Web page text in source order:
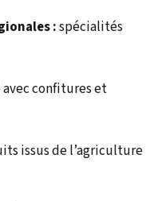
:spécialités
confitures et
issus de l’agriculture